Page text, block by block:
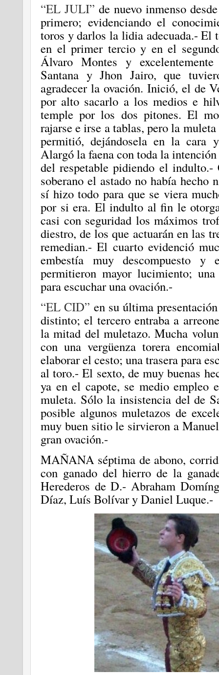
“EL JULI” de nuevo inmenso
primero; evidenciando el
toros y darlos la lidia adecuada.- El
en el primer tercio y en el
Álvaro Montes y
Santana y Jhon Jairo, que
agradecer la ovación. Inició, el de
por alto sacarlo a los medios e
temple por los dos pitones. El
rajarse e irse a tablas, pero la
permitió, dejándosela en la cara
Alargó la faena con toda la
del respetable pidiendo el
soberano el astado no había hecho
sí hizo todo para que se viera
por si era. El indulto al fin le
casi con seguridad los máximos
diestro, de los que actuarán en las
remedian.- El cuarto evidenció
embestía muy descompuesto
permitieron mayor lucimiento;
para escuchar una ovación.-
“EL CID” en su última
distinto; el tercero entraba a
la mitad del muletazo. Mucha
con una vergüenza torera
elaborar el cesto; una trasera para
al toro.- El sexto, de muy buenas
ya en el capote, se medio empleo
muleta. Sólo la insistencia del de
posible algunos muletazos de
muy buen sitio le sirvieron a
gran ovación.-
MAÑANA séptima de abono,
con ganado del hierro de la
Herederos de D.- Abraham
Díaz, Luís Bolívar y Daniel Luque.-